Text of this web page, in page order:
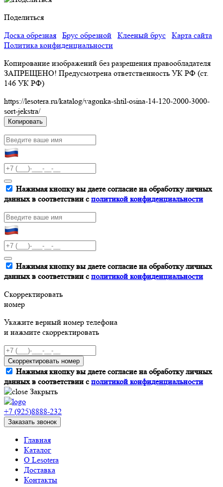
Поделиться
Доска обрезная
Брус обрезной Клееный брус
Карта сайта
Политика конфиденциальности
Копирование изображений без разрешения правообладателя
ЗАПРЕЩЕНО! Предусмотрена ответственность УК РФ (ст.
146 УК РФ)
https://lesotera.ru/katalog/vagonka-shtil-osina-14-120-2000-3000-
sort-jekstra/
Копировать
Нажимая кнопку вы даете согласие на обработку личных
данных в соответствии сполитикой конфиденциальности
Нажимая кнопку вы даете согласие на обработку личных
данных в соответствии сполитикой конфиденциальности
Скорректировать
номер
Укажите верный номер телефона
и нажмите скорректировать
Скорректировать номер
Нажимая кнопку вы даете согласие на обработку личных
данных в соответствии сполитикой конфиденциальности
Закрыть
+7 (925)8888-232
Заказать звонок
Главная
Каталог
О Lesotera
Доставка
Контакты